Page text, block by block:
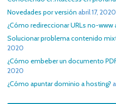
Novedades por versión abril 17, 2020
¿Cómo redireccionar URLs no-www
Solucionar problema contenido
2020
¿Cómo embeber un documento
2020
¿Cómo apuntar dominio a hosting?